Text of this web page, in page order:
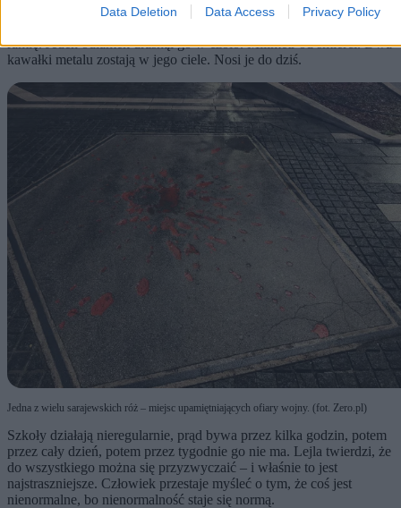
Data Deletion Data Access Privacy Policy
ramię. Jeden odłamek drasnął go w czoło. Milimetr od śmierci. Dwa
kawałki metalu zostają w jego ciele. Nosi je do dziś.
Jedna z wielu sarajewskich róż – miejsc upamiętniających ofiary wojny. (fot. Zero.pl)
Szkoły działają nieregularnie, prąd bywa przez kilka godzin, potem
przez cały dzień, potem przez tygodnie go nie ma. Lejla twierdzi, że
do wszystkiego można się przyzwyczaić – i właśnie to jest
najstraszniejsze. Człowiek przestaje myśleć o tym, że coś jest
nienormalne, bo nienormalność staje się normą.